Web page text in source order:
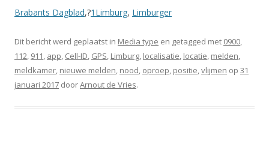
Brabants Dagblad,?1Limburg, Limburger
Dit bericht werd geplaatst in Media type en getagged met 0900,
112, 911, app, Cell-ID, GPS, Limburg, localisatie, locatie, melden,
meldkamer, nieuwe melden, nood, oproep, positie,vlijmen op 31
januari 2017 doorArnout de Vries.